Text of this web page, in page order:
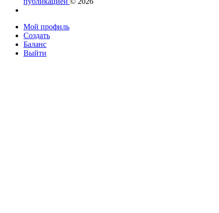
Мой профиль
Создать
Баланс
Выйти